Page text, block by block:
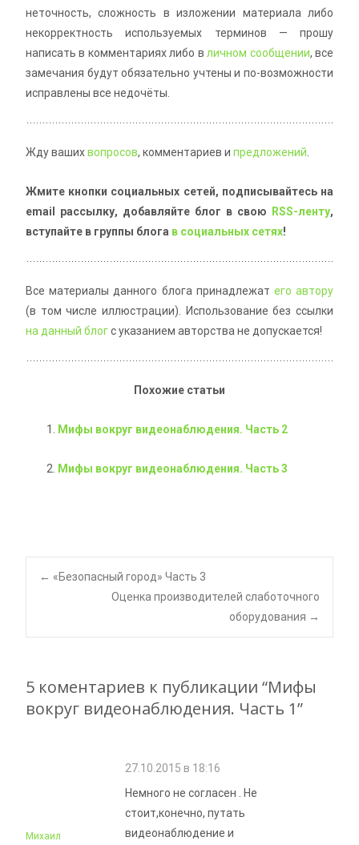
неточность, сложность в изложении материала либо
некорректность используемых терминов — прошу
написать в комментариях либо вличном сообщении, все
замечания будут обязательно учтены и по-возможности
исправлены все недочёты.
Жду вашихвопросов, комментариев и предложений
Жмите кнопки социальных сетей, подписывайтесь на
email рассылку, добавляйте блог в свою RSS-ленту,
вступайте в группы блога в социальных сетях!
Все материалы данного блога принадлежат его автору
(в том числе иллюстрации). Использование без ссылки
на данный блогс указанием авторства не допускается!
Похожие статьи
Мифы вокруг видеонаблюдения. Часть 2
Мифы вокруг видеонаблюдения. Часть 3
Навигация
по
статьям
← «Безопасный город» Часть 3
Оценка производителей слаботочного
оборудования →
5 коментариев к публикации “Мифы
вокруг видеонаблюдения. Часть 1”
Михаил
27.10.2015 в 18:16
Немного не согласен . Не
стоит,конечно, путать
видеонаблюдение и